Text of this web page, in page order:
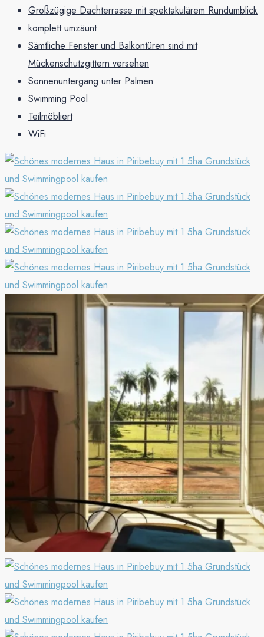
Großzügige Dachterrasse mit spektakulärem Rundumblick
komplett umzäunt
Sämtliche Fenster und Balkontüren sind mit
Mückenschutzgittern versehen
Sonnenuntergang unter Palmen
Swimming Pool
Teilmöbliert
WiFi